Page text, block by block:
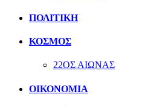
ΠΟΛΙΤΙΚΗ
ΚΟΣΜΟΣ
22ΟΣ ΑΙΩΝΑΣ
ΟΙΚΟΝΟΜΙΑ